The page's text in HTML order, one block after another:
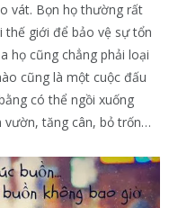
vát. Bọn họ thường rất
thế giới để bảo vệ sự tổn
họ cũng chẳng phải loại
cũng là một cuộc đấu
có thể ngồi xuống
vườn, tăng cân, bỏ trốn…